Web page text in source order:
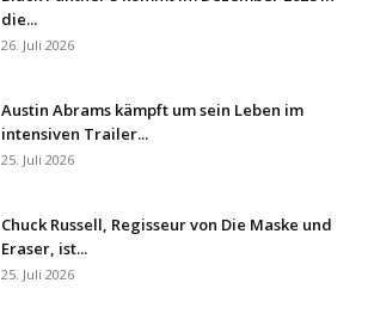
die...
26. Juli 2026
Austin Abrams kämpft um sein Leben im
intensiven Trailer...
25. Juli 2026
Chuck Russell, Regisseur von Die Maske und
Eraser, ist...
25. Juli 2026